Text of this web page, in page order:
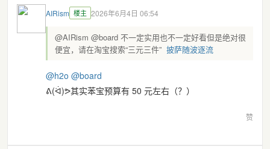
AIRism 楼主 2026年6月4日 06:54
@AIRism @board 不一定实用也不一定好看但是绝对很
便宜，请在淘宝搜索“三元三件” 披萨随波逐流
@h2o @board
ᕕ(ᐛ)ᕗ其实苯宝预算有 50 元左右（？）
赞